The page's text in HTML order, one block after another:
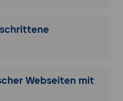
Webseiten mit